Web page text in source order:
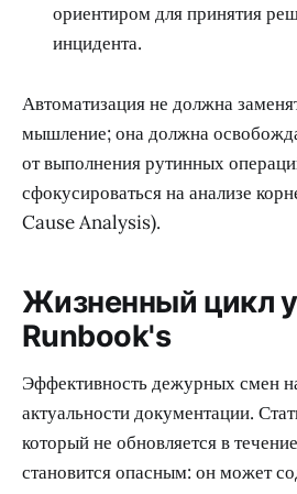
ориентиром для принятия
инцидента.
Автоматизация не должна
мышление; она должна
от выполнения рутинных
сфокусироваться на анализе
Cause Analysis).
Жизненный цикл
Runbook's
Эффективность дежурных смен
актуальности документации.
который не обновляется в
становится опасным: он может